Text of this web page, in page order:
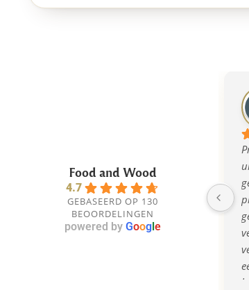
Food and Wood
4.7
GEBASEERD OP 130
BEOORDELINGEN
powered by Google